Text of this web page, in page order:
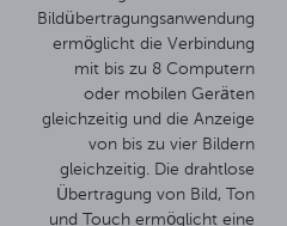
Bildübertragungsanwendung
ermöglicht die Verbindung
mit bis zu 8 Computern
oder mobilen Geräten
gleichzeitig und die Anzeige
von bis zu vier Bildern
gleichzeitig. Die drahtlose
Übertragung von Bild, Ton
und Touch ermöglicht eine